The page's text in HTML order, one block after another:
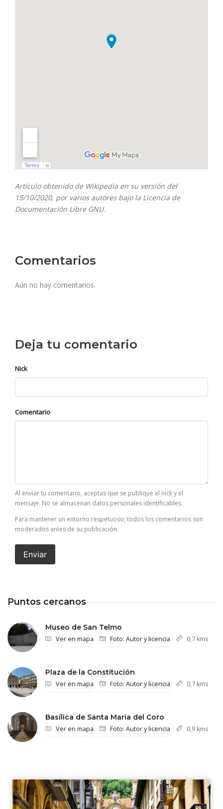
Artículo obtenido de Wikipedia en su versión del
15/10/2020, por varios autoresbajo la Licencia de
Documentación Libre GNU.
Comentarios
Aún no hay comentarios.
Deja tu comentario
Nick
Comentario
Al enviar tu comentario, aceptas que se publique el nick y el
mensaje. No se almacenan datos personales identificables.
Para mantener un entorno respetuoso, todos los comentarios son
moderados antes de su publicación.
Enviar
Puntos cercanos
Museo de San Telmo
Ver en mapa Foto: Autor y licencia 0,7 kms
Plaza de la Constitución
Ver en mapa Foto: Autor y licencia 0,7 kms
Basílica de Santa María del Coro
Ver en mapa Foto: Autor y licencia 0,9 kms